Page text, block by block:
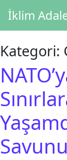
İçeriğe geç
Ana
İklim
Kategori: